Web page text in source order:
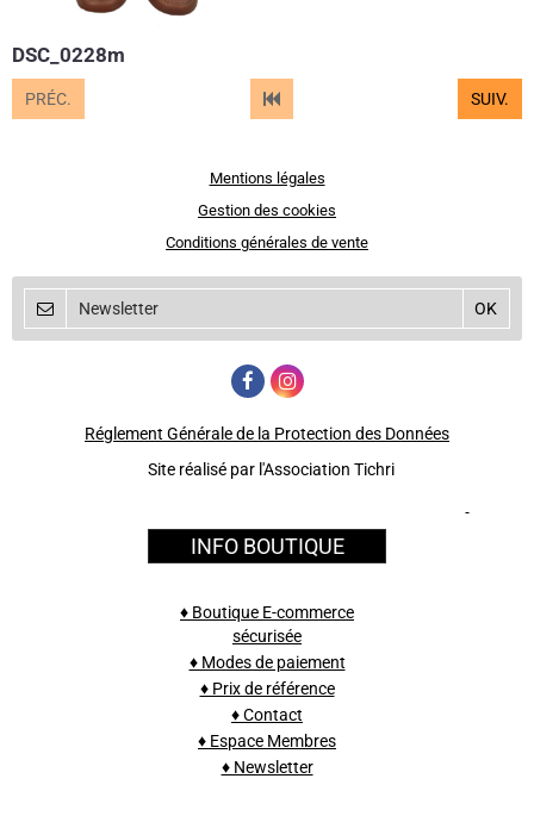
DSC_0228m
PRÉC. SUIV.
Mentions légales
Gestion des cookies
Conditions générales de vente
Réglement Générale de la Protection des Données
Site réalisé par l'Association Tichri
INFO BOUTIQUE
♦ Boutique E-commerce
sécurisée
♦ Modes de paiement
♦ Prix de référence
♦ Contact
♦ Espace Membres
♦ Newsletter